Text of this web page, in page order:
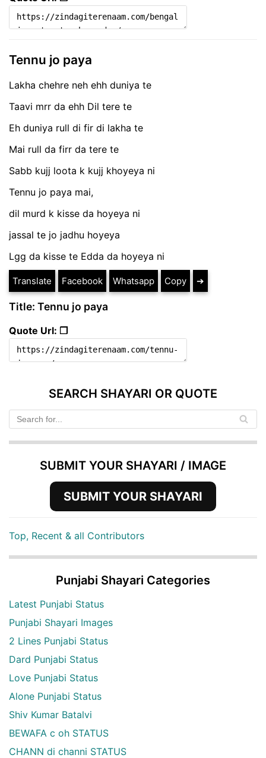
Tennu jo paya
Lakha chehre neh ehh duniya te
Taavi mrr da ehh Dil tere te
Eh duniya rull di fir di lakha te
Mai rull da firr da tere te
Sabb kujj loota k kujj khoyeya ni
Tennu jo paya mai,
dil murd k kisse da hoyeya ni
jassal te jo jadhu hoyeya
Lgg da kisse te Edda da hoyeya ni
Translate Facebook Whatsapp Copy ➔
Title: Tennu jo paya
Quote Url: ❐
SEARCH SHAYARI OR QUOTE
SUBMIT YOUR SHAYARI / IMAGE
SUBMIT YOUR SHAYARI
Top, Recent & all Contributors
Punjabi Shayari Categories
Latest Punjabi Status
Punjabi Shayari Images
2 Lines Punjabi Status
Dard Punjabi Status
Love Punjabi Status
Alone Punjabi Status
Shiv Kumar Batalvi
BEWAFA c oh STATUS
CHANN di channi STATUS